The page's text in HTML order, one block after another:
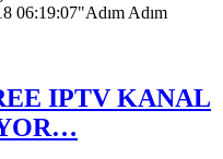
06:19:07"Adım Adım
IPTV KANAL